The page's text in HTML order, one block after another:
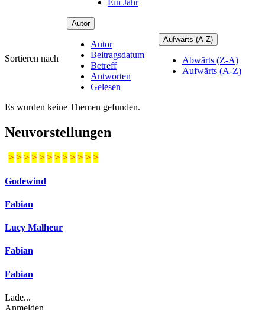
Ein Jahr
Sortieren nach
Autor
Autor
Beitragsdatum
Betreff
Antworten
Gelesen
Aufwärts (A-Z)
Abwärts (Z-A)
Aufwärts (A-Z)
Es wurden keine Themen gefunden.
Neuvorstellungen
> > > > > > > > > > > >
Godewind
Fabian
Lucy Malheur
Fabian
Fabian
Lade...
Anmelden